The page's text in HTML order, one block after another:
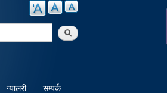
ग्यालरी
सम्पर्क